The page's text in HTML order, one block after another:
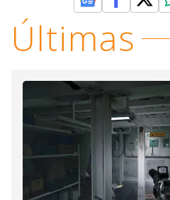
Últimas